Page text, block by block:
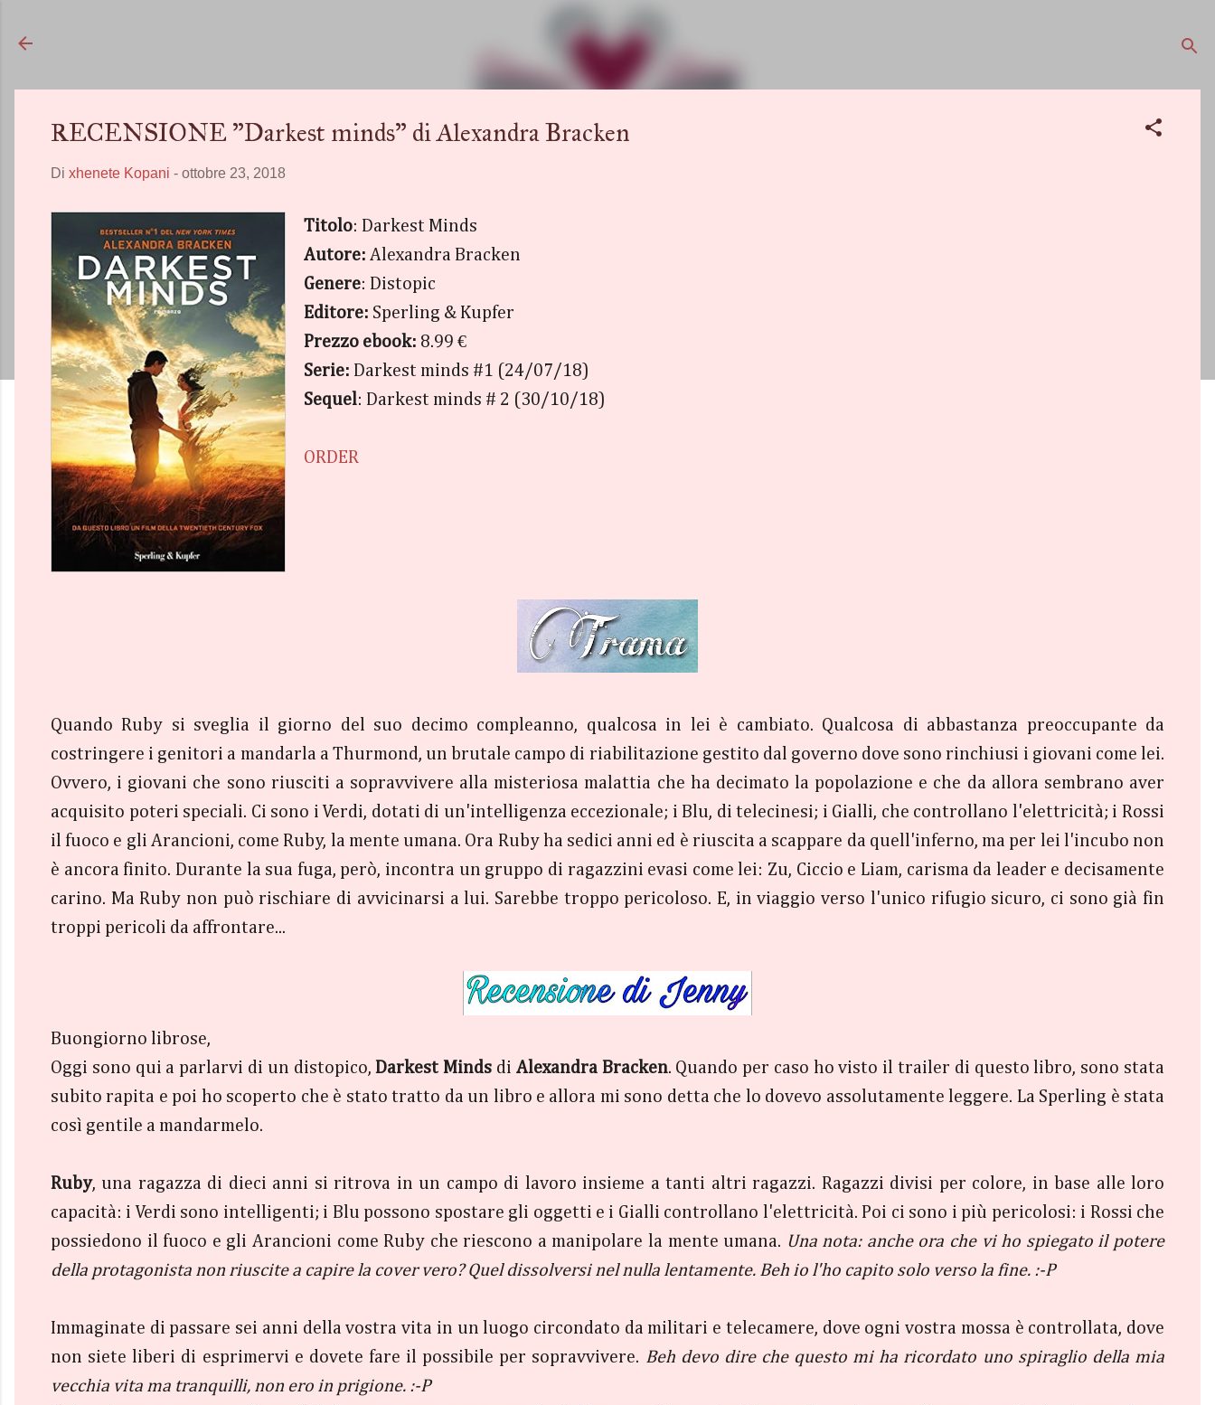
RECENSIONE "Darkest minds" di Alexandra Bracken
Di xhenete Kopani - ottobre 23, 2018
Titolo: Darkest Minds
Autore: Alexandra Bracken
Genere: Distopic
Editore: Sperling & Kupfer
Prezzo ebook: 8.99 €
Serie: Darkest minds #1 (24/07/18)
Sequel: Darkest minds # 2 (30/10/18)
ORDER
Quando Ruby si sveglia il giorno del suo decimo compleanno, qualcosa in lei è cambiato. Qualcosa di abbastanza preoccupante da
costringere i genitori a mandarla a Thurmond, un brutale campo di riabilitazione gestito dal governo dove sono rinchiusi i giovani come lei.
Ovvero, i giovani che sono riusciti a sopravvivere alla misteriosa malattia che ha decimato la popolazione e che da allora sembrano aver
acquisito poteri speciali. Ci sono i Verdi, dotati di un'intelligenza eccezionale; i Blu, di telecinesi; i Gialli, che controllano l'elettricità; i Rossi
il fuoco e gli Arancioni, come Ruby, la mente umana. Ora Ruby ha sedici anni ed è riuscita a scappare da quell'inferno, ma per lei l'incubo non
è ancora finito. Durante la sua fuga, però, incontra un gruppo di ragazzini evasi come lei: Zu, Ciccio e Liam, carisma da leader e decisamente
carino. Ma Ruby non può rischiare di avvicinarsi a lui. Sarebbe troppo pericoloso. E, in viaggio verso l'unico rifugio sicuro, ci sono già fin
troppi pericoli da affrontare...
Buongiorno librose,
Oggi sono qui a parlarvi di un distopico,Darkest Minds di Alexandra Bracken. Quando per caso ho visto il trailer di questo libro, sono stata
subito rapita e poi ho scoperto che è stato tratto da un libro e allora mi sono detta che lo dovevo assolutamente leggere. La Sperling è stata
così gentile a mandarmelo.
Ruby, una ragazza di dieci anni si ritrova in un campo di lavoro insieme a tanti altri ragazzi. Ragazzi divisi per colore, in base alle loro
capacità: i Verdi sono intelligenti; i Blu possono spostare gli oggetti e i Gialli controllano l'elettricità. Poi ci sono i più pericolosi: i Rossi che
possiedono il fuoco e gli Arancioni come Ruby che riescono a manipolare la mente umana. Una nota: anche ora che vi ho spiegato il potere
della protagonista non riuscite a capire la cover vero? Quel dissolversi nel nulla lentamente. Beh io l'ho capito solo verso la fine. :-P
Immaginate di passare sei anni della vostra vita in un luogo circondato da militari e telecamere, dove ogni vostra mossa è controllata, dove
non siete liberi di esprimervi e dovete fare il possibile per sopravvivere. Beh devo dire che questo mi ha ricordato uno spiraglio della mia
vecchia vita ma tranquilli, non ero in prigione. :-P